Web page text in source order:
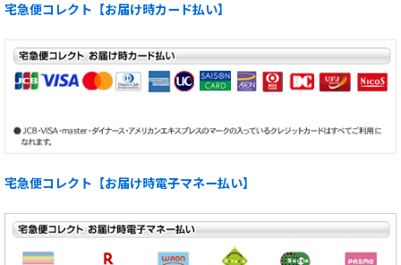
宅急便コレクト【お届け時カード払い】
宅急便コレクト【お届け時電子マネー払い】